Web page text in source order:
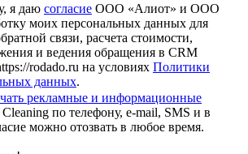
я даю согласие ООО «Алиот» и ООО
моих персональных данных для
связи, расчета стоимости,
и ведения обращения в CRM
rodado.ru на условиях Политики
данных.
рекламные и информационные
по телефону, e-mail, SMS и в
можно отозвать в любое время.